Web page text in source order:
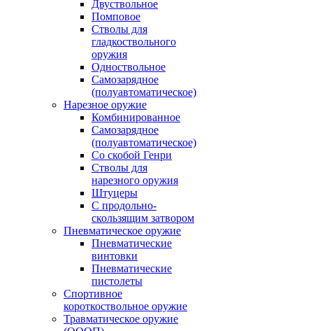
Двуствольное
Помповое
Стволы для
гладкоствольного
оружия
Одноствольное
Самозарядное
(полуавтоматическое)
Нарезное оружие
Комбинированное
Самозарядное
(полуавтоматическое)
Со скобой Генри
Стволы для
нарезного оружия
Штуцеры
С продольно-
скользящим затвором
Пневматическое оружие
Пневматические
винтовки
Пневматические
пистолеты
Спортивное
короткоствольное оружие
Травматическое оружие